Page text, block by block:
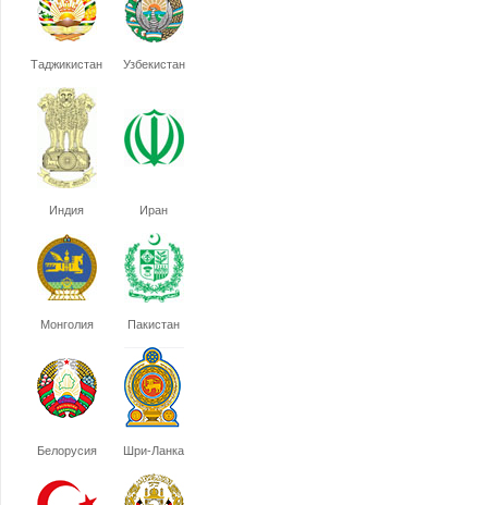
Таджикистан Узбекистан
Индия Иран
Монголия Пакистан
Белорусия Шри-Ланка